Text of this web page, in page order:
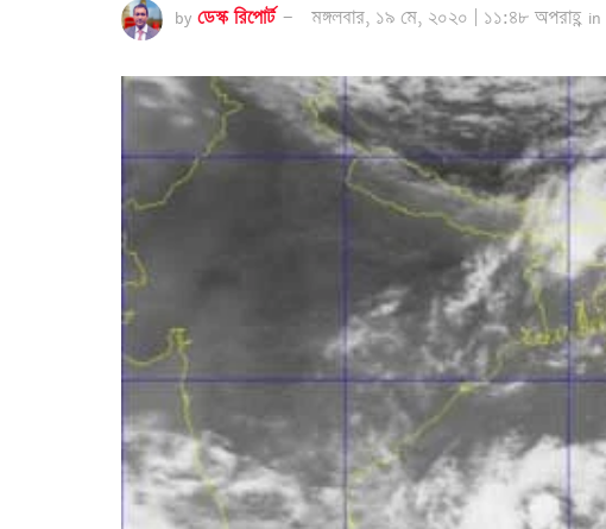
by ডেস্ক রিপোর্ট মঙ্গলবার, ১৯ মে, ২০২০ | ১১:৪৮ অপরাহ্ণ in